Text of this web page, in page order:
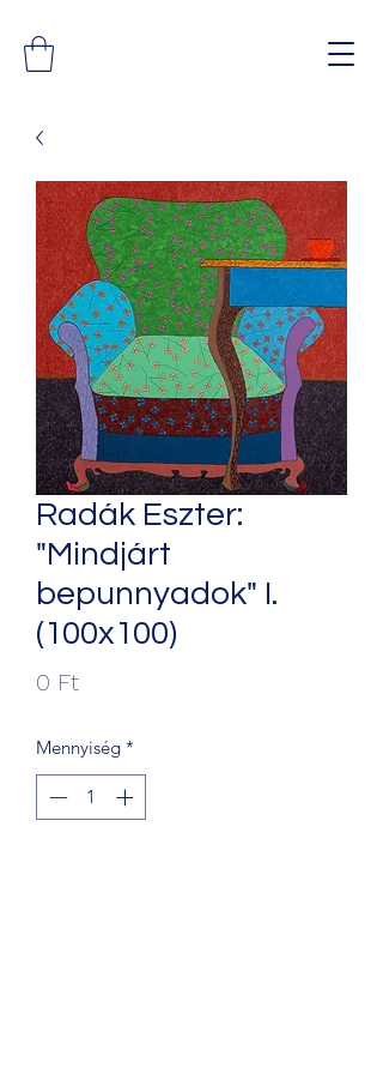
Radák Eszter:
"Mindjárt
bepunnyadok" I.
(100x100)
0 FtÁr
Mennyiség *